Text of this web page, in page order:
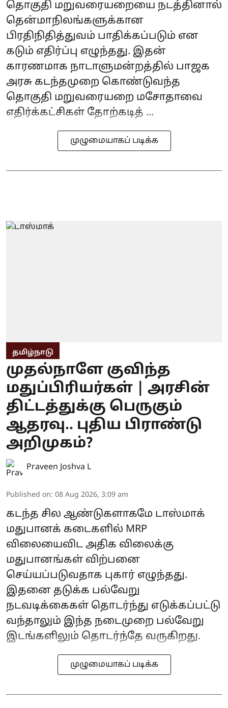
தொகுதி மறுவரையறையை நடத்தினால்
தென்மாநிலங்களுக்கான
பிரதிநிதித்துவம் பாதிக்கப்படும் என
கடும் எதிர்ப்பு எழுந்தது. இதன்
காரணமாக நாடாளுமன்றத்தில் பாஜக
அரசு கடந்தமுறை கொண்டுவந்த
தொகுதி மறுவரையறை மசோதாவை
எதிர்க்கட்சிகள் தோற்கடித் ...
முழுமையாகப் படிக்க
தமிழ்நாடு
முதல்நாளே குவிந்த
மதுப்பிரியர்கள் | அரசின்
திட்டத்துக்கு பெருகும்
ஆதரவு.. புதிய பிராண்டு
அறிமுகம்?
Praveen Joshva L
Published on: 08 Aug 2026, 3:09 am
கடந்த சில ஆண்டுகளாகமே டாஸ்மாக்
மதுபானக் கடைகளில் MRP
விலையைவிட அதிக விலைக்கு
மதுபானங்கள் விற்பனை
செய்யப்படுவதாக புகார் எழுந்தது.
இதனை தடுக்க பல்வேறு
நடவடிக்கைகள் தொடர்ந்து எடுக்கப்பட்டு
வந்தாலும் இந்த நடைமுறை பல்வேறு
இடங்களிலும் தொடர்ந்தே வருகிறது.
முழுமையாகப் படிக்க